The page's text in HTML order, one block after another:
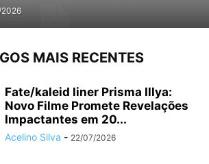
MAIS RECENTES
Fate/kaleid liner Prisma Illya:
Novo Filme Promete Revelações
Impactantes em 20...
Acelino Silva - 22/07/2026